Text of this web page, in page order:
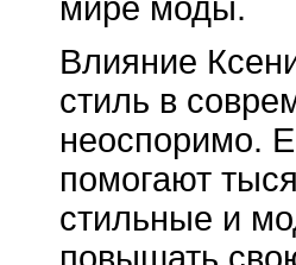
мире моды.
Влияние
стиль в
неоспоримо.
помогают
стильные и